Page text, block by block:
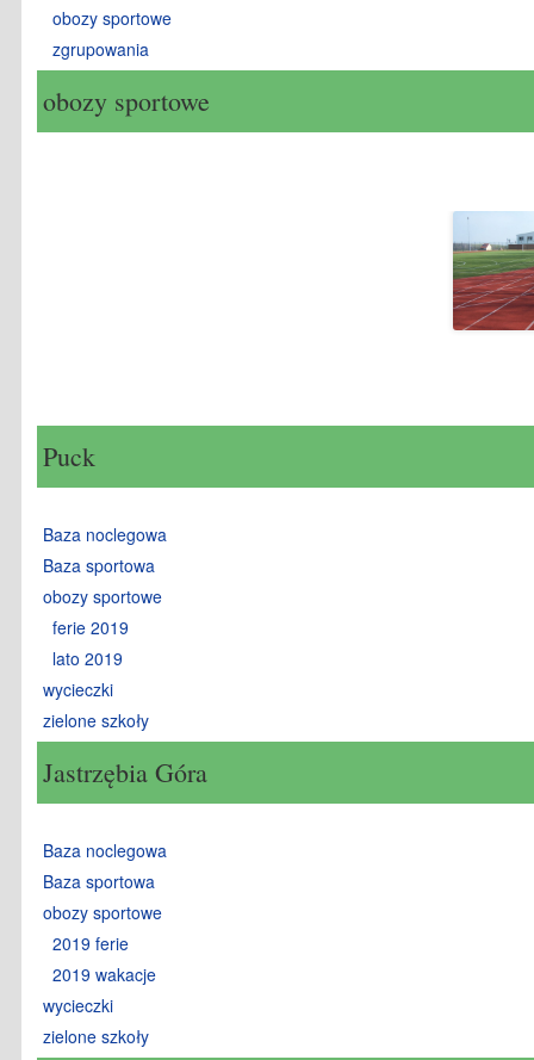
obozy sportowe
zgrupowania
obozy sportowe
Puck
Baza noclegowa
Baza sportowa
obozy sportowe
ferie 2019
lato 2019
wycieczki
zielone szkoły
Jastrzębia Góra
Baza noclegowa
Baza sportowa
obozy sportowe
2019 ferie
2019 wakacje
wycieczki
zielone szkoły